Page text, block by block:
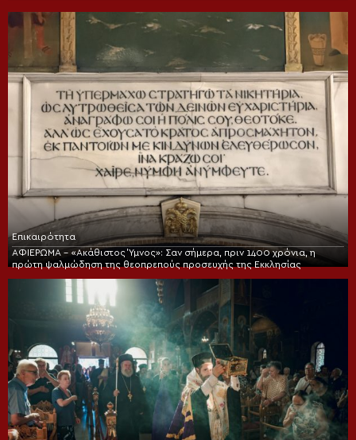
Επικαιρότητα
ΑΦΙΕΡΩΜΑ – «Ακάθιστος Ύμνος»: Σαν σήμερα, πριν 1400 χρόνια, η
πρώτη ψαλμώδηση της θεοπρεπούς προσευχής της Εκκλησίας